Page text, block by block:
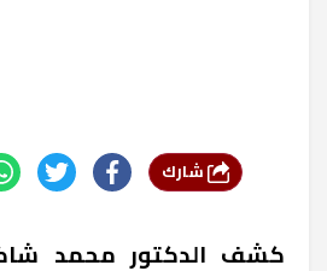
كشف الدكتور محمد